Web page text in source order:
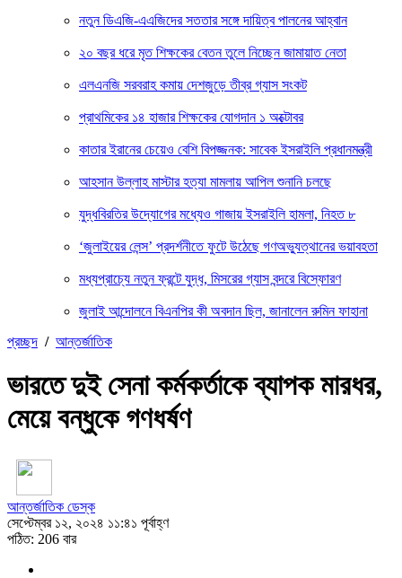
নতুন ডিএজি-এএজিদের সততার সঙ্গে দায়িত্ব পালনের আহ্বান
২০ বছর ধরে মৃত শিক্ষকের বেতন তুলে নিচ্ছেন জামায়াত নেতা
এলএনজি সরবরাহ কমায় দেশজুড়ে তীব্র গ্যাস সংকট
প্রাথমিকের ১৪ হাজার শিক্ষকের যোগদান ১ অক্টোবর
কাতার ইরানের চেয়েও বেশি বিপজ্জনক: সাবেক ইসরাইলি প্রধানমন্ত্রী
আহসান উল্লাহ মাস্টার হত্যা মামলায় আপিল শুনানি চলছে
যুদ্ধবিরতির উদ্যোগের মধ্যেও গাজায় ইসরাইলি হামলা, নিহত ৮
‘জুলাইয়ের লেন্স’ প্রদর্শনীতে ফুটে উঠেছে গণঅভ্যুত্থানের ভয়াবহতা
মধ্যপ্রাচ্যে নতুন ফ্রন্টে যুদ্ধ, মিসরের গ্যাস বন্দরে বিস্ফোরণ
জুলাই আন্দোলনে বিএনপির কী অবদান ছিল, জানালেন রুমিন ফাহানা
প্রচ্ছদ / আন্তর্জাতিক
ভারতে দুই সেনা কর্মকর্তাকে ব্যাপক মারধর,
মেয়ে বন্ধুকে গণধর্ষণ
আন্তর্জাতিক ডেস্ক
সেপ্টেম্বর ১২, ২০২৪ ১১:৪১ পূর্বাহ্ণ
পঠিত: 206 বার